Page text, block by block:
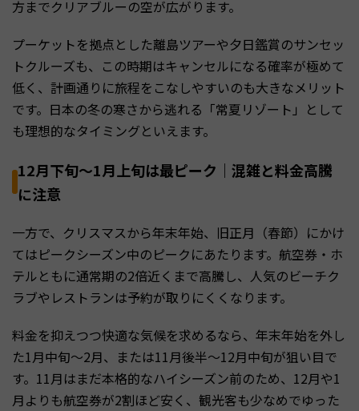
方までクリアブルーの空が広がります。
プーケットを拠点とした離島ツアーや夕日鑑賞のサンセッ
トクルーズも、この時期はキャンセルになる確率が極めて
低く、計画通りに旅程をこなしやすいのも大きなメリット
です。日本の冬の寒さから逃れる「常夏リゾート」として
も理想的なタイミングといえます。
12月下旬〜1月上旬は最ピーク｜混雑と料金高騰
に注意
一方で、クリスマスから年末年始、旧正月（春節）にかけ
てはピークシーズン中のピークにあたります。航空券・ホ
テルともに通常期の2倍近くまで高騰し、人気のビーチク
ラブやレストランは予約が取りにくくなります。
料金を抑えつつ快適な気候を求めるなら、年末年始を外し
た1月中旬〜2月、または11月後半〜12月中旬が狙い目で
す。11月はまだ本格的なハイシーズン前のため、12月や1
月よりも航空券が2割ほど安く、観光客も少なめでゆった